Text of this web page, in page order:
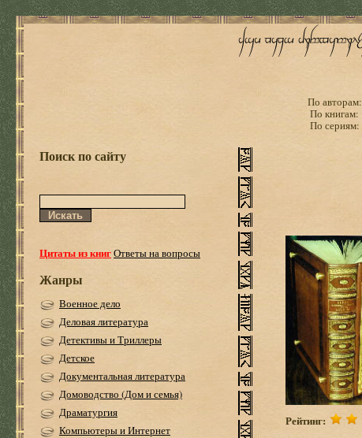
По авторам:
По книгам:
По сериям:
Поиск по сайту
Цитаты из книгОтветы на вопросы
Жанры
Военное дело
Деловая литература
Детективы и Триллеры
Детское
Документальная литература
Домоводство (Дом и семья)
Драматургия
Компьютеры и Интернет
Рейтинг: